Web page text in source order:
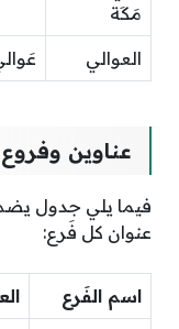
مَكَة
العوالي
عناوين
فيما يلي جدول
عنوان كل فَرع:
اسم الفَرع